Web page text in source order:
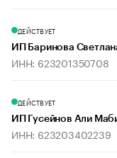
ДЕЙСТВУЕТ
ИП Баринова
ИНН: 623201350708
ДЕЙСТВУЕТ
ИП Гусейнов Али
ИНН: 623203402239